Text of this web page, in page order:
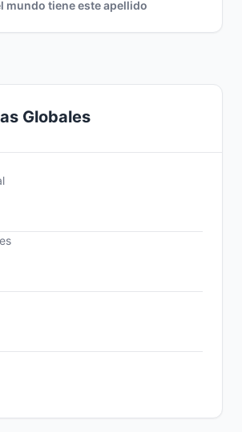
mundo tiene este apellido
Globales